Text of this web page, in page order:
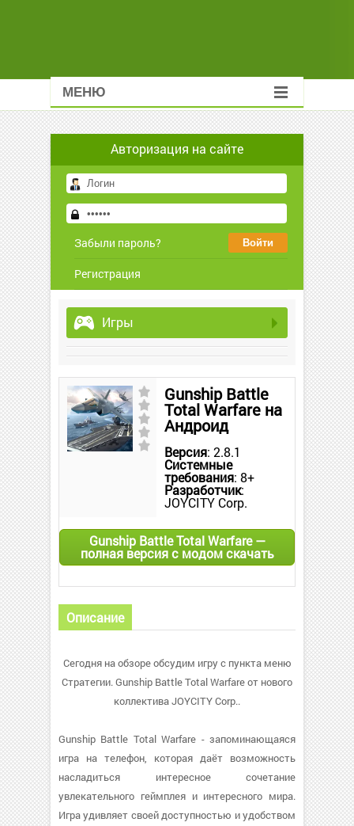
МЕНЮ
Авторизация на сайте
Забыли пароль?
Регистрация
Игры
Gunship Battle
Total Warfare на
Андроид
Версия: 2.8.1
Системные
требования: 8+
Разработчик:
JOYCITY Corp.
Gunship Battle Total Warfare —
полная версия с модом скачать
Описание
Сегодня на обзоре обсудим игру с пункта меню
Стратегии. Gunship Battle Total Warfare от нового
коллектива JOYCITY Corp..
Gunship Battle Total Warfare - запоминающаяся
игра на телефон, которая даёт возможность
насладиться интересное сочетание
увлекательного геймплея и интересного мира.
Игра удивляет своей доступностью и удобством